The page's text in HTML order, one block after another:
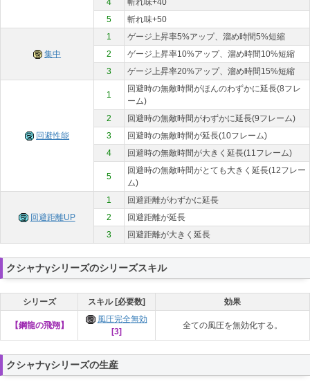
4
斬れ味+40
5
斬れ味+50
集中
1
ゲージ上昇率5%アップ、溜め時間5%短縮
2
ゲージ上昇率10%アップ、溜め時間10%短縮
3
ゲージ上昇率20%アップ、溜め時間15%短縮
回避性能
1
回避時の無敵時間がほんのわずかに延長(8フレ
ーム)
2
回避時の無敵時間がわずかに延長(9フレーム)
3
回避時の無敵時間が延長(10フレーム)
4
回避時の無敵時間が大きく延長(11フレーム)
5
回避時の無敵時間がとても大きく延長(12フレー
ム)
回避距離UP
1
回避距離がわずかに延長
2
回避距離が延長
3
回避距離が大きく延長
クシャナγシリーズのシリーズスキル
シリーズ スキル [必要数] 効果
【鋼龍の飛翔】
風圧完全無効
[3]
全ての風圧を無効化する。
クシャナγシリーズの生産